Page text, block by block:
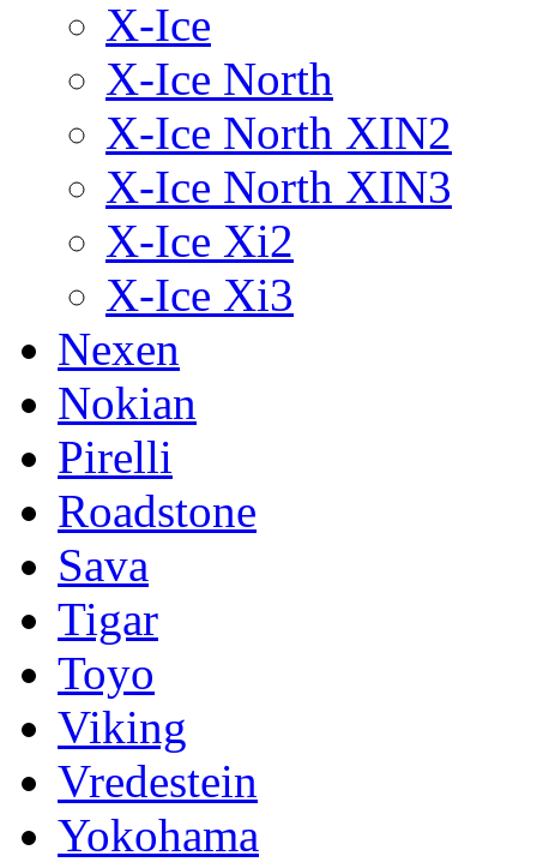
X-Ice
X-Ice North
X-Ice North XIN2
X-Ice North XIN3
X-Ice Xi2
X-Ice Xi3
Nexen
Nokian
Pirelli
Roadstone
Sava
Tigar
Toyo
Viking
Vredestein
Yokohama